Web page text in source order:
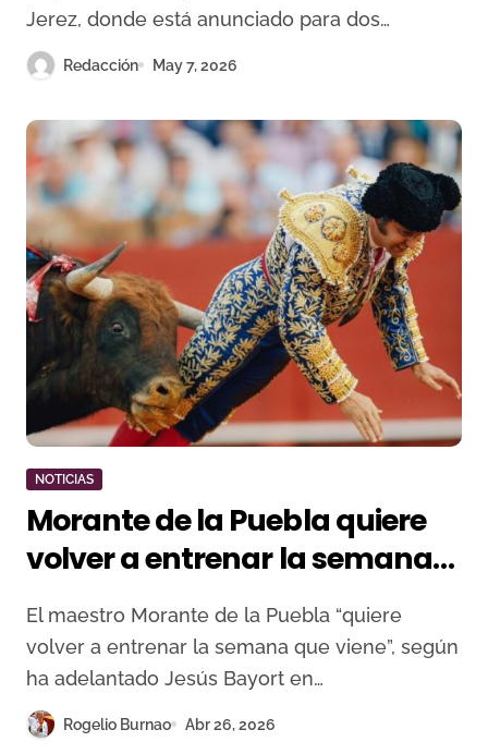
Jerez, donde está anunciado para dos…
Redacción May 7, 2026
NOTICIAS
Morante de la Puebla quiere
volver a entrenar la semana
que viene
El maestro Morante de la Puebla “quiere
volver a entrenar la semana que viene”, según
ha adelantado Jesús Bayort en…
Rogelio Burnao Abr 26, 2026